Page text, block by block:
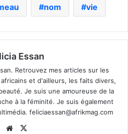
nom vie
Essan
Retrouvez mes articles sur les
et d'ailleurs, les faits divers,
Je suis une amoureuse de la
à la féminité. Je suis également
feliciaessan@afrikmag.com
Website